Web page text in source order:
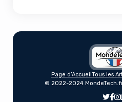
Page d’Accueil Tous les
© 2022-2024
Stripe Acquiert
Nouveau Chapitre